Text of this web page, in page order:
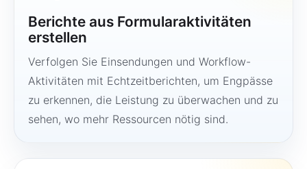
Berichte aus Formularaktivitäten
erstellen
Verfolgen Sie Einsendungen und Workflow-
Aktivitäten mit Echtzeitberichten, um Engpässe
zu erkennen, die Leistung zu überwachen und zu
sehen, wo mehr Ressourcen nötig sind.